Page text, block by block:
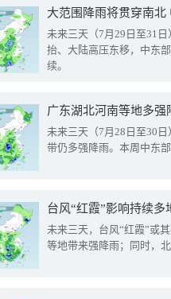
大范围降雨将贯穿南
未来三天（7月29日至31
抬、大陆高压东移，中东
续。
广东湖北河南等地多
未来三天（7月28日至30
带仍多强降雨。本周中东
台风“红霞”影响持续
未来三天，台风“红霞”或
等地带来强降雨；同时，